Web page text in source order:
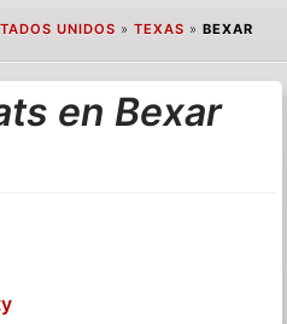
UNIDOS » TEXAS » BEXAR
en Bexar